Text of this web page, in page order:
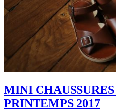
MINI
PRINTEMPS 2017